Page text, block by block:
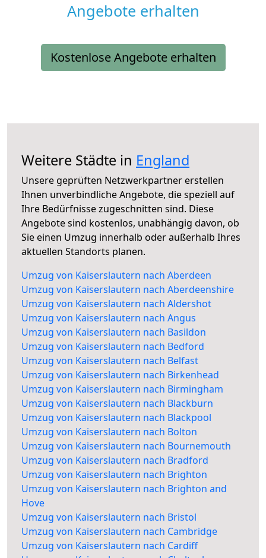
Angebote erhalten
Kostenlose Angebote erhalten
Weitere Städte in England
Unsere geprüften Netzwerkpartner erstellen
Ihnen unverbindliche Angebote, die speziell auf
Ihre Bedürfnisse zugeschnitten sind. Diese
Angebote sind kostenlos, unabhängig davon, ob
Sie einen Umzug innerhalb oder außerhalb Ihres
aktuellen Standorts planen.
Umzug von Kaiserslautern nach Aberdeen
Umzug von Kaiserslautern nach Aberdeenshire
Umzug von Kaiserslautern nach Aldershot
Umzug von Kaiserslautern nach Angus
Umzug von Kaiserslautern nach Basildon
Umzug von Kaiserslautern nach Bedford
Umzug von Kaiserslautern nach Belfast
Umzug von Kaiserslautern nach Birkenhead
Umzug von Kaiserslautern nach Birmingham
Umzug von Kaiserslautern nach Blackburn
Umzug von Kaiserslautern nach Blackpool
Umzug von Kaiserslautern nach Bolton
Umzug von Kaiserslautern nach Bournemouth
Umzug von Kaiserslautern nach Bradford
Umzug von Kaiserslautern nach Brighton
Umzug von Kaiserslautern nach Brighton and
Hove
Umzug von Kaiserslautern nach Bristol
Umzug von Kaiserslautern nach Cambridge
Umzug von Kaiserslautern nach Cardiff